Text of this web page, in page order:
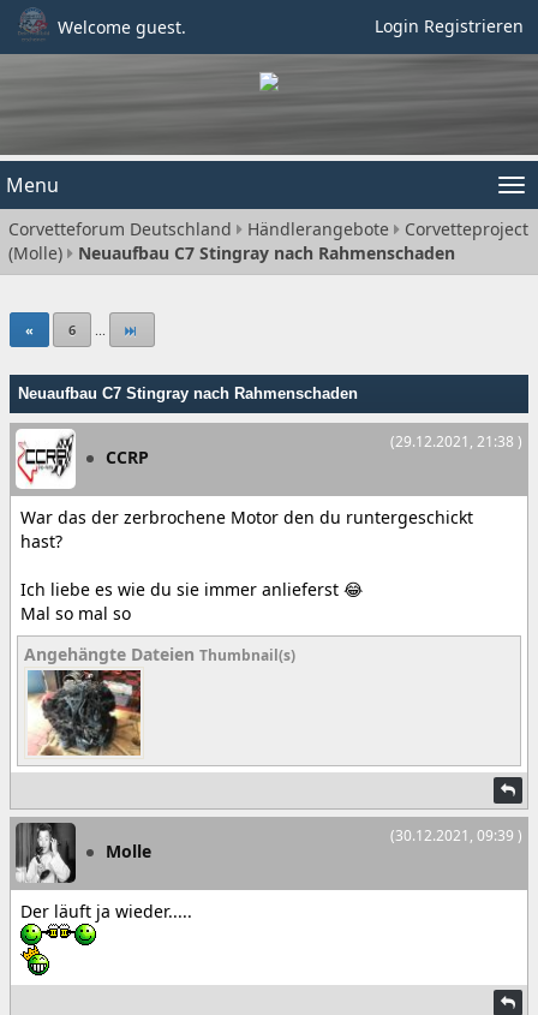
Welcome guest. Login Registrieren
Menu
Corvetteforum Deutschland Händlerangebote
Corvetteproject
(Molle)
Neuaufbau C7 Stingray nach Rahmenschaden
« 6 ...
Neuaufbau C7 Stingray nach Rahmenschaden
(29.12.2021, 21:38 )
CCRP
War das der zerbrochene Motor den du runtergeschickt
hast?
Ich liebe es wie du sie immer anlieferst 😂
Mal so mal so
Angehängte Dateien Thumbnail(s)
(30.12.2021, 09:39 )
Molle
Der läuft ja wieder.....